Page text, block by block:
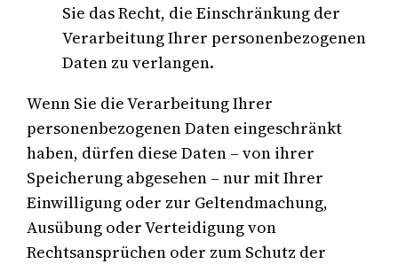
Sie das Recht, die Einschränkung der
Verarbeitung Ihrer personenbezogenen
Daten zu verlangen.
Wenn Sie die Verarbeitung Ihrer
personenbezogenen Daten eingeschränkt
haben, dürfen diese Daten – von ihrer
Speicherung abgesehen – nur mit Ihrer
Einwilligung oder zur Geltendmachung,
Ausübung oder Verteidigung von
Rechtsansprüchen oder zum Schutz der